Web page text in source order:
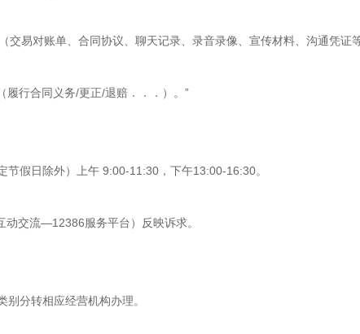
易对账单、合同协议、聊天记录、录音录像、宣传材料、沟通凭证
履行合同义务/更正/退赔．．．）。”
假日除外）上午 9:00-11:30，下午13:00-16:30。
交流—12386服务平台）反映诉求。
分转相应经营机构办理。